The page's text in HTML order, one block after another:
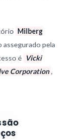
Milberg
assegurado pela
é Vicki
Corporation ,